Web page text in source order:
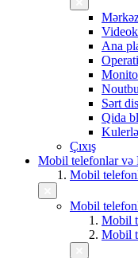
Ana
Sərt
Qida
Çıxış
Mobil telefonlar və
Mobil
Mobil
Mobil
Mobil